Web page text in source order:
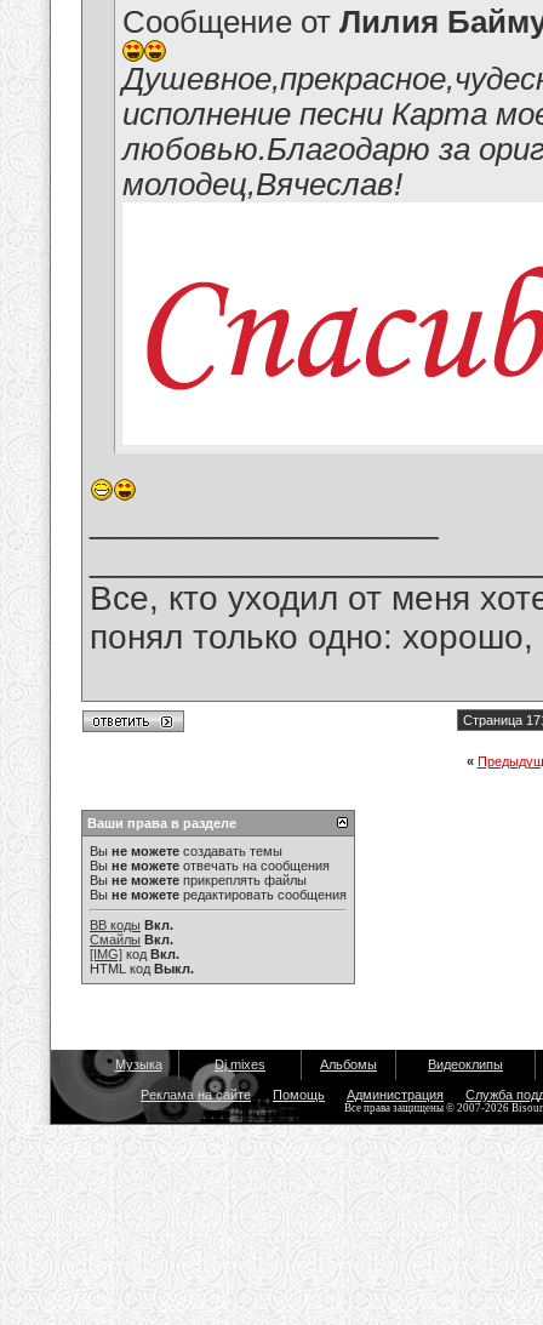
Сообщение от Лилия
исполнение песни Карта
любовью.Благодарю за
молодец,Вячеслав!
Все, кто уходил от меня
понял только одно:
Страница
«
Ваши права в разделе
Вы не можете создавать темы
Вы не можете отвечать на сообщения
Вы не можете прикреплять файлы
Вы не можете редактировать сообщения
BB коды Вкл.
Смайлы Вкл.
[IMG] код Вкл.
HTML код Выкл.
Музыка Dj mixes Альбомы Видеоклипы
Реклама на сайте Помощь Администрация Служба
Все права защищены © 2007-2026